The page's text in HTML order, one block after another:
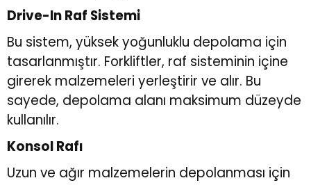
Drive-In Raf Sistemi
Bu sistem, yüksek yoğunluklu depolama için
tasarlanmıştır. Forkliftler, raf sisteminin içine
girerek malzemeleri yerleştirir ve alır. Bu
sayede, depolama alanı maksimum düzeyde
kullanılır.
Konsol Rafı
Uzun ve ağır malzemelerin depolanması için